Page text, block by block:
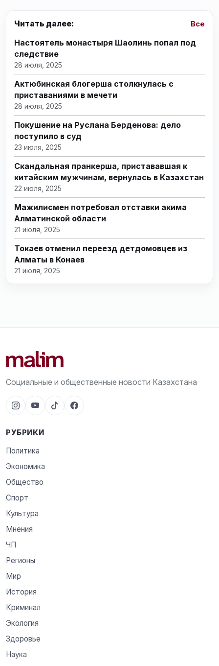
Читать далее: Все
Настоятель монастыря Шаолинь попал под
следствие
28 июля, 2025
Актюбинская блогерша столкнулась с
приставаниями в мечети
28 июля, 2025
Покушение на Руслана Берденова: дело
поступило в суд
23 июля, 2025
Скандальная пранкерша, пристававшая к
китайским мужчинам, вернулась в Казахстан
22 июля, 2025
Мажилисмен потребовал отставки акима
Алматинской области
21 июля, 2025
Токаев отменил переезд детдомовцев из
Алматы в Конаев
21 июля, 2025
Социальные и общественные новости Казахстана
РУБРИКИ
Политика
Экономика
Общество
Спорт
Культура
Мнения
ЧП
Регионы
Мир
История
Криминал
Экология
Здоровье
Наука